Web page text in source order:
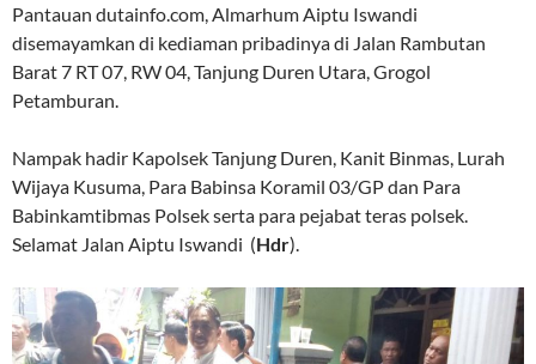
Pantauan dutainfo.com, Almarhum Aiptu Iswandi
disemayamkan di kediaman pribadinya di Jalan Rambutan
Barat 7 RT 07, RW 04, Tanjung Duren Utara, Grogol
Petamburan.
Nampak hadir Kapolsek Tanjung Duren, Kanit Binmas, Lurah
Wijaya Kusuma, Para Babinsa Koramil 03/GP dan Para
Babinkamtibmas Polsek serta para pejabat teras polsek.
Selamat Jalan Aiptu Iswandi (Hdr).